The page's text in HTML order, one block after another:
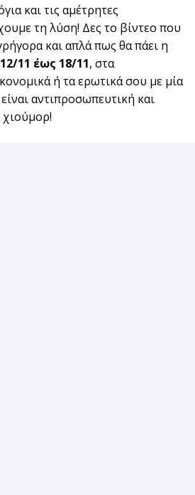
και τις αμέτρητες
τη λύση! Δες το βίντεο που
και απλά πως θα πάει η
11 έως 18/11, στα
ή τα ερωτικά σου με μία
αντιπροσωπευτική και